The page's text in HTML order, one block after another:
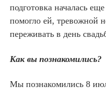
подготовка началась
помогло ей, тревожной
переживать в день
Как вы познакомились?
Мы познакомились 8